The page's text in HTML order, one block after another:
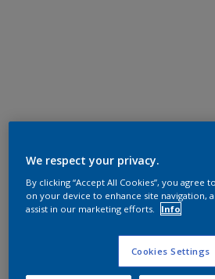
We respect your privacy.
By clicking “Accept All Cookies”, you agree
on your device to enhance site navigation,
assist in our marketing efforts.
Info
Cookies Settings